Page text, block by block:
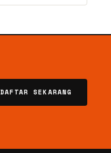
DAFTAR SEKARANG